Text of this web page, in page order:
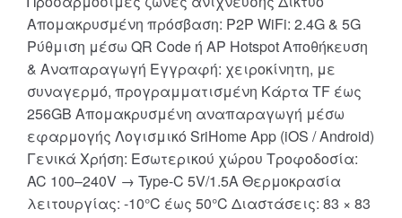
Απομακρυσμένη πρόσβαση: P2P WiFi: 2.4G & 5G
Ρύθμιση μέσω QR Code ή AP Hotspot Αποθήκευση
& Αναπαραγωγή Εγγραφή: χειροκίνητη, με
συναγερμό, προγραμματισμένη Κάρτα TF έως
256GB Απομακρυσμένη αναπαραγωγή μέσω
εφαρμογής Λογισμικό SriHome App (iOS / Android)
Γενικά Χρήση: Εσωτερικού χώρου Τροφοδοσία:
AC 100–240V → Type-C 5V/1.5A Θερμοκρασία
λειτουργίας: -10°C έως 50°C Διαστάσεις: 83 × 83